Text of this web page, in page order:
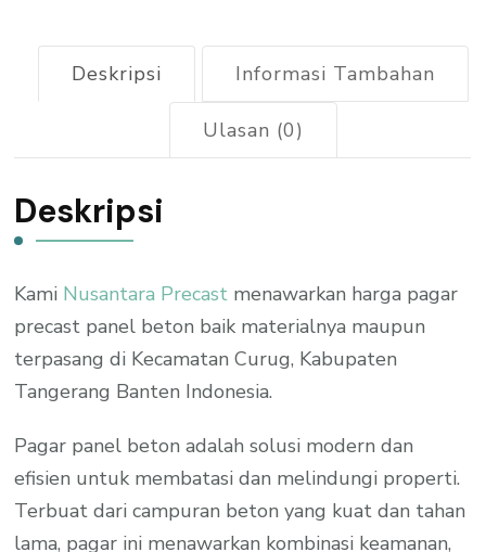
Deskripsi Informasi Tambahan
Ulasan (0)
Deskripsi
Kami Nusantara Precast menawarkan harga pagar
precast panel beton baik materialnya maupun
terpasang di Kecamatan Curug, Kabupaten
Tangerang Banten Indonesia.
Pagar panel beton adalah solusi modern dan
efisien untuk membatasi dan melindungi properti.
Terbuat dari campuran beton yang kuat dan tahan
lama, pagar ini menawarkan kombinasi keamanan,